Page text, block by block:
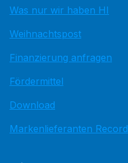
Was nur wir haben HI
Weihnachtspost
Finanzierung anfragen
Fördermittel
Download
Markenlieferanten Record